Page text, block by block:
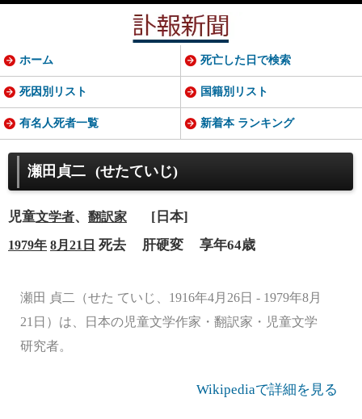
瀬田貞二 (せたていじ)
児童文学者、 翻訳家 [日本]
1979年 8月21日 死去 肝硬変 享年64歳
瀬田 貞二（せた ていじ、1916年4月26日 - 1979年8月
21日）は、日本の児童文学作家・翻訳家・児童文学
研究者。
Wikipediaで詳細を見る
ホーム 死亡した日で検索
死因別リスト 国籍別リスト
有名人死者一覧 新着本 ランキング